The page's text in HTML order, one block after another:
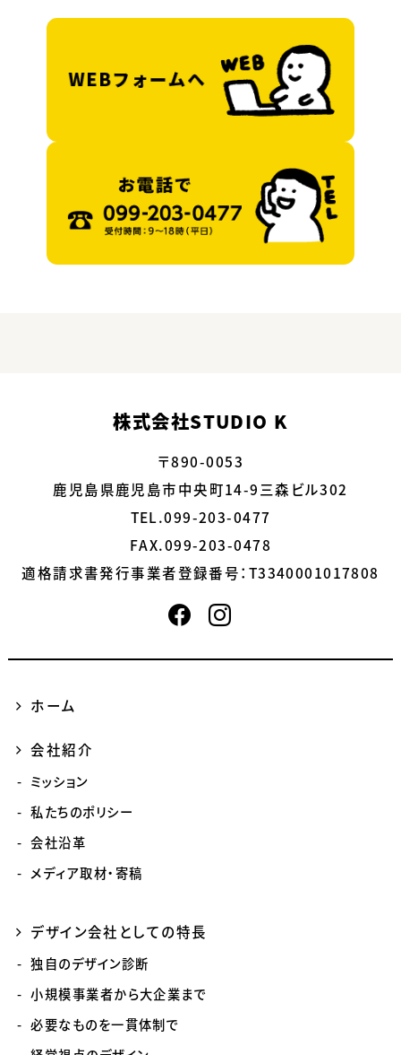
株式会社STUDIO K
〒890-0053
鹿児島県鹿児島市中央町14-9三森ビル302
TEL.099-203-0477
FAX.099-203-0478
適格請求書発行事業者登録番号： T3340001017808
ホーム
会社紹介
ミッション
私たちのポリシー
会社沿革
メディア取材・寄稿
デザイン会社としての特長
独自のデザイン診断
小規模事業者から大企業まで
必要なものを一貫体制で